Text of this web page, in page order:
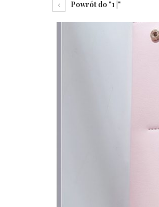
Powrót do "1 |"